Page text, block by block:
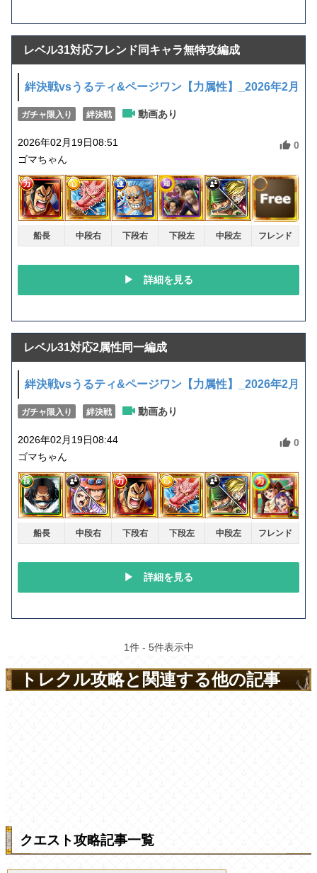
トレクル攻略と関連する他の記事
クエスト攻略記事一覧